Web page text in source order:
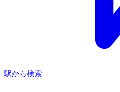
駅から検索